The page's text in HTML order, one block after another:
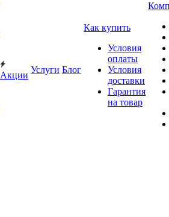
Акции
Услуги Блог
Как купить
Условия
оплаты
Условия
доставки
Гарантия
на товар